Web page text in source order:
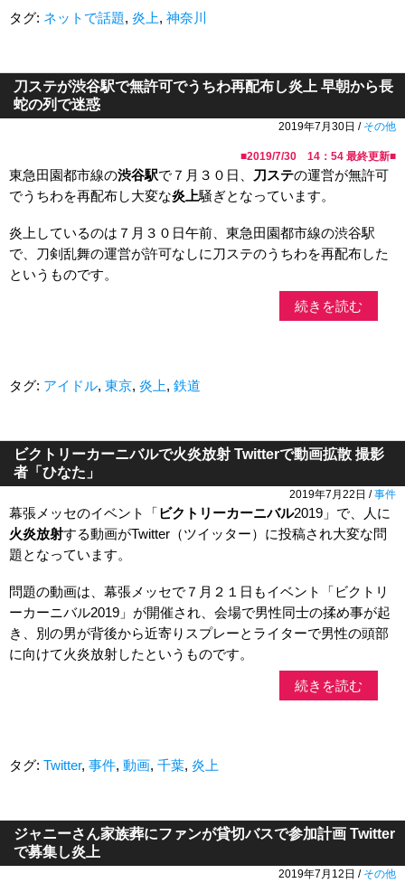
タグ: ネットで話題, 炎上, 神奈川
刀ステが渋谷駅で無許可でうちわ再配布し炎上 早朝から長
蛇の列で迷惑
2019年7月30日 / その他
■2019/7/30 14：54 最終更新■
東急田園都市線の渋谷駅で７月３０日、 刀ステの運営が無許可
でうちわを再配布し大変な炎上騒ぎとなっています。
炎上しているのは７月３０日午前、東急田園都市線の渋谷駅
で、刀剣乱舞の運営が許可なしに刀ステのうちわを再配布した
というものです。
続きを読む
タグ: アイドル, 東京, 炎上, 鉄道
ビクトリーカーニバルで火炎放射 Twitterで動画拡散 撮影
者「ひなた」
2019年7月22日 /事件
幕張メッセのイベント「ビクトリーカーニバル2019」で、人に
火炎放射する動画がTwitter（ツイッター）に投稿され大変な問
題となっています。
問題の動画は、幕張メッセで７月２１日もイベント「ビクトリ
ーカーニバル2019」が開催され、会場で男性同士の揉め事が起
き、別の男が背後から近寄りスプレーとライターで男性の頭部
に向けて火炎放射したというものです。
続きを読む
タグ: Twitter, 事件, 動画, 千葉, 炎上
ジャニーさん家族葬にファンが貸切バスで参加計画 Twitter
で募集し炎上
2019年7月12日 / その他